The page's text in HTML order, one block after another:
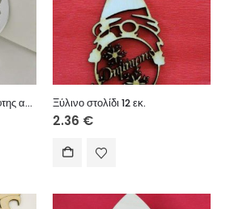
Plexiglass στολίδι καθρέφτης ασημί 10 εκ. Ξύλινο στολίδι 12 εκ.
2.36 €